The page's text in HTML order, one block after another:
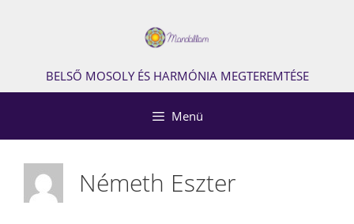
BELSŐ MOSOLY ÉS HARMÓNIA MEGTEREMTÉSE
Menü
Németh Eszter